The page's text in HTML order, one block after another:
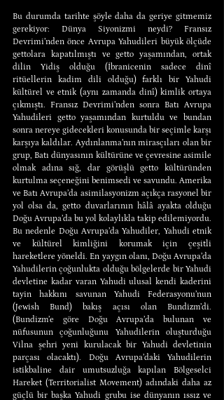
Bu durumda tarihte şöyle daha da geriye gitmemiz
gerekiyor: Dünya Siyonizmi neydi? Fransız
Devrimi’nden önce Avrupa Yahudileri büyük ölçüde
gettolara kapatılmıştı ve getto yaşamından, ortak
dilin Yidiş olduğu (İbranicenin sadece dinî
ritüellerin kadim dili olduğu) farklı bir Yahudi
kültürel ve etnik (aynı zamanda dinî) kimlik ortaya
çıkmıştı. Fransız Devrimi’nden sonra Batı Avrupa
Yahudileri getto yaşamından kurtuldu ve bundan
sonra nereye gidecekleri konusunda bir seçimle karşı
karşıya kaldılar. Aydınlanma’nın mirasçıları olan bir
grup, Batı dünyasının kültürüne ve çevresine asimile
olmak adına sığ, dar görüşlü getto kültüründen
kurtulma seçeneğini benimsedi ve savundu. Amerika
ve Batı Avrupa’da asimilasyonizm açıkça rasyonel bir
yol olsa da, getto duvarlarının hâlâ ayakta olduğu
Doğu Avrupa’da bu yol kolaylıkla takip edilemiyordu.
Bu nedenle Doğu Avrupa’da Yahudiler, Yahudi etnik
ve kültürel kimliğini korumak için çeşitli
hareketlere yöneldi. En yaygın olanı, Doğu Avrupa’da
Yahudilerin çoğunlukta olduğu bölgelerde bir Yahudi
devletine kadar varan Yahudi ulusal kendi kaderini
tayin hakkını savunan Yahudi Federasyonu’nun
(Jewish Bund) bakış açısı olan Bundizm’di.
(Bundizm’e göre Doğu Avrupa’da bulunan ve
nüfusunun çoğunluğunu Yahudilerin oluşturduğu
Vilna şehri yeni kurulacak bir Yahudi devletinin
parçası olacaktı). Doğu Avrupa’daki Yahudilerin
istikbaline dair umutsuzluğa kapılan Bölgeselci
Hareket (Territorialist Movement) adındaki daha az
güçlü bir başka Yahudi grubu ise dünyanın ıssız ve